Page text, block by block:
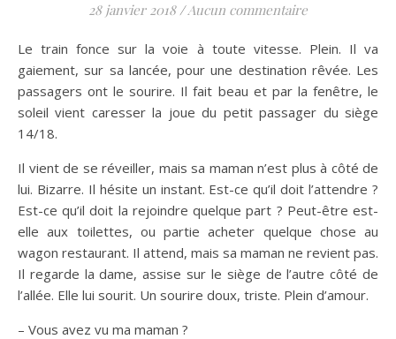
28 janvier 2018 /Aucun commentaire
Le train fonce sur la voie à toute vitesse. Plein. Il va
gaiement, sur sa lancée, pour une destination rêvée. Les
passagers ont le sourire. Il fait beau et par la fenêtre, le
soleil vient caresser la joue du petit passager du siège
14/18.
Il vient de se réveiller, mais sa maman n’est plus à côté de
lui. Bizarre. Il hésite un instant. Est-ce qu’il doit l’attendre ?
Est-ce qu’il doit la rejoindre quelque part ? Peut-être est-
elle aux toilettes, ou partie acheter quelque chose au
wagon restaurant. Il attend, mais sa maman ne revient pas.
Il regarde la dame, assise sur le siège de l’autre côté de
l’allée. Elle lui sourit. Un sourire doux, triste. Plein d’amour.
– Vous avez vu ma maman ?